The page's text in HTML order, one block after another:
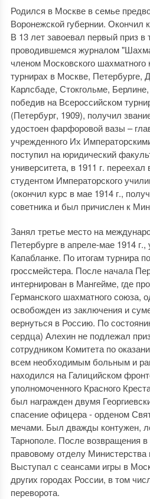
Родился в Москве в семье
Воронежской губернии. Окончил
В 13 лет завоевал первый приз в
проводившемся журналом
членом Московского шахматного
турнирах в Москве, Петербурге,
Карлсбаде, Стокгольме,
победив на Всероссийском
(Петербург, 1909), получил
удостоен фарфоровой вазы –
учрежденного Их
поступил на юридический
университета, в 1911 г. переехал
студентом Императорского
(окончил курс в мае 1914 г.,
советника и был причислен к
Занял третье место на
Петербурге в апреле-мае 1914
Капабланке. По итогам турнира
гроссмейстера. После начала
интернирован в Мангейме, где
Германского шахматного союза,
освобожден из заключения и
вернуться в Россию. По
сердца) Алехин не подлежал
сотрудником Комитета по
всем необходимым больным и
находился на Галицийском
уполномоченного Красного
был награжден двумя
спасение офицера - орденом
мечами. Был дважды контужен,
Тарнополе. После возвращения
правовому отделу
Выступал с сеансами игры в
других городах России, в том
переворота.